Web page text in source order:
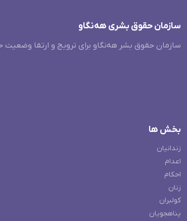
سازمان حقوق بشری هەنگاو
سازمان حقوق بشر هه‌نگاو برای ترویج و ارتقا
بخش ها
زندانیان
اعدام
احکام
زنان
کولبران
پناهجویان